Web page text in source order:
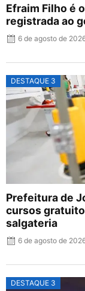
Efraim Filho é
registrada ao
6 de agosto de
DESTAQUE 3
Prefeitura de
cursos
salgateria
6 de agosto de
DESTAQUE 3